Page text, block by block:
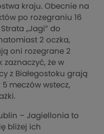
kraju. Obecnie na
po rozegraniu 16
„Jagi” do
2 oczka,
oni rozegrane 2
zaznaczyć, że w
z Białegostoku grają
meczów wstecz,
– Jagiellonia to
bliżej ich